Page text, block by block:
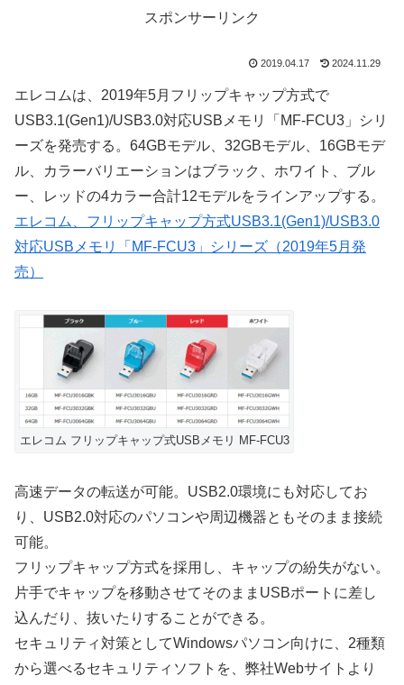
スポンサーリンク
2019.04.17 2024.11.29
エレコムは、2019年5月フリップキャップ方式で
USB3.1(Gen1)/USB3.0対応USBメモリ「MF-FCU3」シリ
ーズを発売する。64GBモデル、32GBモデル、16GBモデ
ル、カラーバリエーションはブラック、ホワイト、ブル
ー、レッドの4カラー合計12モデルをラインアップする。
エレコム、フリップキャップ方式USB3.1(Gen1)/USB3.0
対応USBメモリ「MF-FCU3」シリーズ（2019年5月発
売）
エレコム フリップキャップ式USBメモリ MF-FCU3
高速データの転送が可能。USB2.0環境にも対応してお
り、USB2.0対応のパソコンや周辺機器ともそのまま接続
可能。
フリップキャップ方式を採用し、キャップの紛失がない。
片手でキャップを移動させてそのままUSBポートに差し
込んだり、抜いたりすることができる。
セキュリティ対策としてWindowsパソコン向けに、2種類
から選べるセキュリティソフトを、弊社Webサイトより